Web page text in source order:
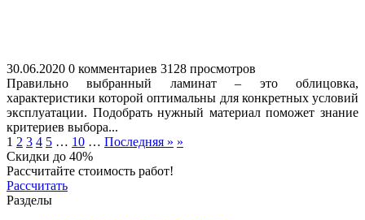
30.06.2020 0 комментариев 3128 просмотров
Правильно выбранный ламинат – это облицовка,
характеристики которой оптимальны для конкретных условий
эксплуатации. Подобрать нужный материал поможет знание
критериев выбора...
1 2 3 4 5 … 10 … Последняя » »
Скидки до 40%
Рассчитайте стоимость работ!
Рассчитать
Разделы